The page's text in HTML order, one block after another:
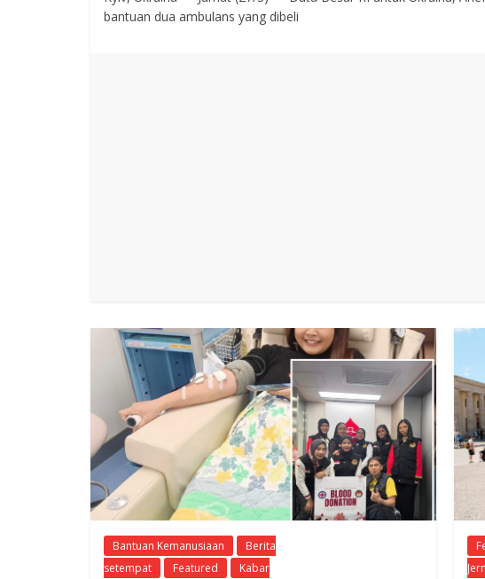
bantuan dua ambulans yang dibeli
Bantuan Kemanusiaan
Berita
setempat
Featured
Kabar